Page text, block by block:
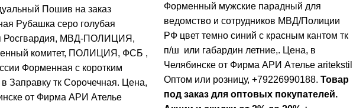
Пошив на заказ
Рубашка серо голубая
Росгвардия, МВД-ПОЛИЦИЯ,
комитет, ПОЛИЦИЯ, ФСБ ,
Форменная с коротким
Заправку тк Сорочечная. Цена,
от Фирма АРИ Ателье
Форменный мужские парадный для
ведомство и сотрудников МВД/Полиции
РФ цвет темно синий с красным кантом тк
п/ш или габардин летние,. Цена, в
Челябинске от Фирма АРИ Ателье aritekstil
Оптом или розницу, +79226990188. Товар
под заказ для оптовых покупателей.